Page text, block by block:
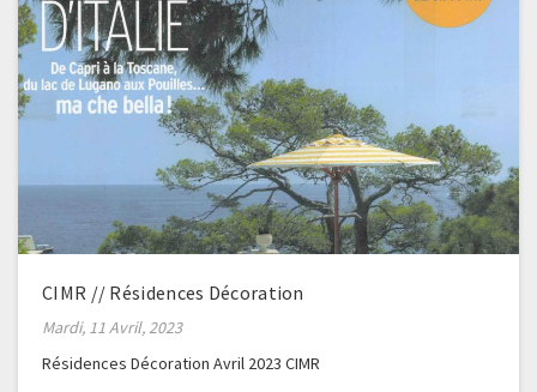
CIMR // Résidences Décoration
Mardi, 11 Avril, 2023
Résidences Décoration Avril 2023 CIMR